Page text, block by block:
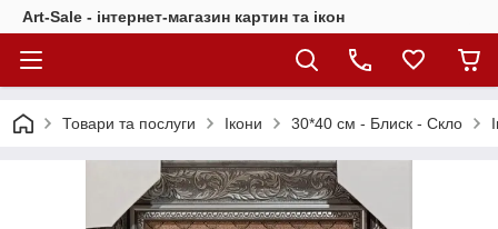
Art-Sale - інтернет-магазин картин та ікон
Товари та послуги Ікони 30*40 см - Блиск - Скло